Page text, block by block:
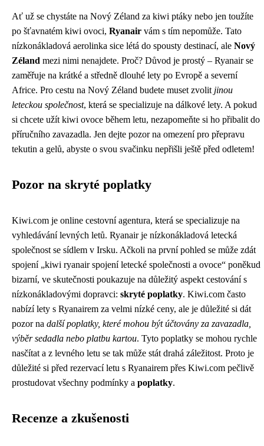
Ať už se chystáte na Nový Zéland za kiwi ptáky nebo jen toužíte
po šťavnatém kiwi ovoci, Ryanair vám s tím nepomůže. Tato
nízkonákladová aerolinka sice létá do spousty destinací, ale Nový
Zéland mezi nimi nenajdete. Proč? Důvod je prostý – Ryanair se
zaměřuje na krátké a středně dlouhé lety po Evropě a severní
Africe. Pro cestu na Nový Zéland budete muset zvolit jinou
leteckou společnost, která se specializuje na dálkové lety. A pokud
si chcete užít kiwi ovoce během letu, nezapomeňte si ho přibalit do
příručního zavazadla. Jen dejte pozor na omezení pro přepravu
tekutin a gelů, abyste o svou svačinku nepřišli ještě před odletem!
Pozor na skryté poplatky
Kiwi.com je online cestovní agentura, která se specializuje na
vyhledávání levných letů. Ryanair je nízkonákladová letecká
společnost se sídlem v Irsku. Ačkoli na první pohled se může zdát
spojení „kiwi ryanair spojení letecké společnosti a ovoce“ poněkud
bizarní, ve skutečnosti poukazuje na důležitý aspekt cestování s
nízkonákladovými dopravci: skryté poplatky. Kiwi.com často
nabízí lety s Ryanairem za velmi nízké ceny, ale je důležité si dát
pozor na další poplatky, které mohou být účtovány za zavazadla,
výběr sedadla nebo platbu kartou. Tyto poplatky se mohou rychle
nasčítat a z levného letu se tak může stát drahá záležitost. Proto je
důležité si před rezervací letu s Ryanairem přes Kiwi.com pečlivě
prostudovat všechny podmínky a poplatky.
Recenze a zkušenosti